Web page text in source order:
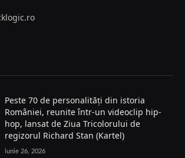
Peste 70 de personalități din istoria
României, reunite într-un videoclip hip-
hop, lansat de Ziua Tricolorului de
regizorul Richard Stan (Kartel)
iunie 26, 2026